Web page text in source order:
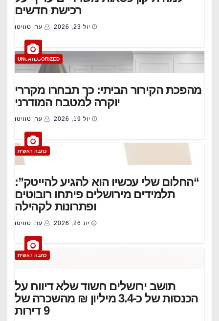
רכישת חדשים
יול 23, 2026 ערן טוויטו
UNCATEGORIZED
מהפכת הקירור הביתי: כך תבחרו מקררי
יוקרה למטבח המודרני
יול 19, 2026 ערן טוויטו
כתבה ראשית
“החלום שלי עכשיו הוא להגיע להייטק”:
תלמידים מירושלים פיתחו רובוטים
ופתרונות לקהילה
יונ 26, 2026 ערן טוויטו
כתבה ראשית
תושב ירושלים חשוד שלא דיווח על
הכנסות של כ-3.4 מיליון ₪ מהשכרה של
9 דירות